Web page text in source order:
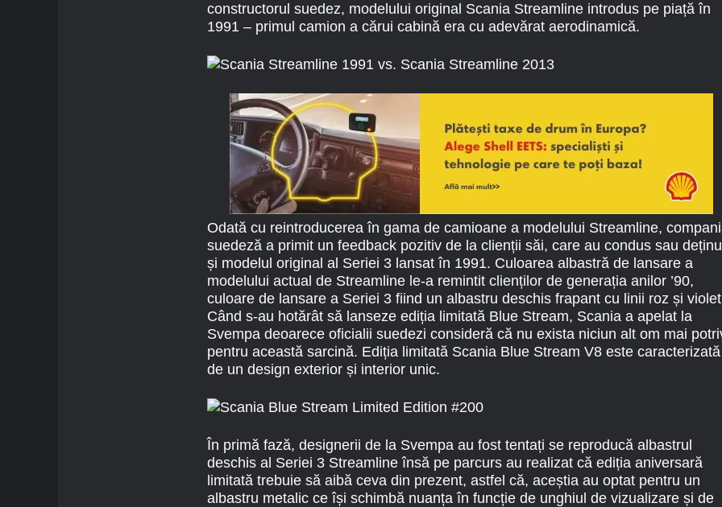
constructorul suedez, modelului original Scania Streamline introdus pe piață în
1991 – primul camion a cărui cabină era cu adevărat aerodinamică.
Odată cu reintroducerea în gama de camioane a modelului Streamline,
suedeză a primit un feedback pozitiv de la clienții săi, care au condus sau
și modelul original al Seriei 3 lansat în 1991. Culoarea albastră de lansare a
modelului actual de Streamline le-a remintit clienților de generația anilor ’90,
culoare de lansare a Seriei 3 fiind un albastru deschis frapant cu linii roz și
Când s-au hotărât să lanseze ediția limitată Blue Stream, Scania a apelat la
Svempa deoarece oficialii suedezi consideră că nu exista niciun alt om mai
pentru această sarcină. Ediția limitată Scania Blue Stream V8 este caracterizată
de un design exterior și interior unic.
În primă fază, designerii de la Svempa au fost tentați se reproducă albastrul
deschis al Seriei 3 Streamline însă pe parcurs au realizat că ediția aniversară
limitată trebuie să aibă ceva din prezent, astfel că, aceștia au optat pentru un
albastru metalic ce își schimbă nuanța în funcție de unghiul de vizualizare și de